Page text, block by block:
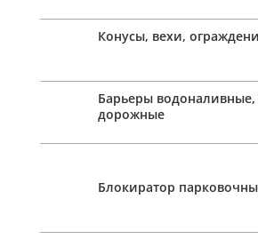
Конусы, вехи,
Барьеры
дорожные
Блокиратор